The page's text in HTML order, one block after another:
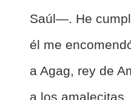
Saúl—. He
él me
a Agag, rey de
a los amalecitas.